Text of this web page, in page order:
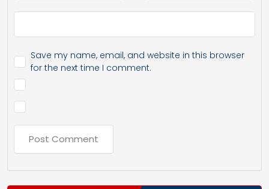
Save my name, email, and website in this browser
for the next time I comment.